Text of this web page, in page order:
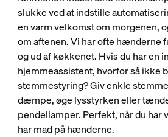
slukke ved at indstille
en varm velkomst om morgenen,
om aftenen. Vi har ofte hænderne
og ud af køkkenet. Hvis du har en
hjemmeassistent, hvorfor så ikke
stemmestyring? Giv enkle
dæmpe, øge lysstyrken eller
pendellamper. Perfekt, når du har
har mad på hænderne.